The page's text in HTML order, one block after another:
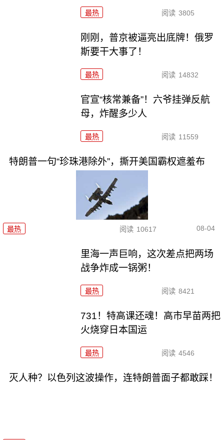
最热 阅读 3805
刚刚，普京被逼亮出底牌！俄罗
斯要干大事了！
最热 阅读 14832
官宣“核常兼备”！六爷挂弹反航
母，炸醒多少人
最热 阅读 11559
特朗普一句“珍珠港除外”，撕开美国霸权遮羞布
最热 阅读 10617 08-04
里海一声巨响，这次差点把两场
战争炸成一锅粥！
最热 阅读 8421
731！特高课还魂！高市早苗两把
火烧穿日本国运
最热 阅读 4546
灭人种？以色列这波操作，连特朗普面子都敢踩！